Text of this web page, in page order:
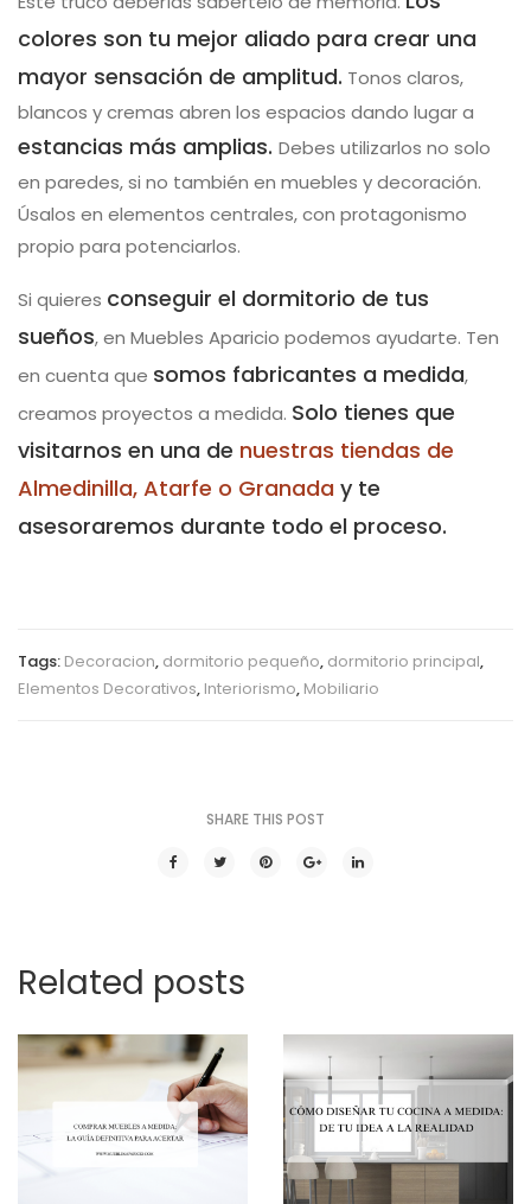
colores son tu mejor aliado para crear una
mayor sensación de amplitud. Tonos claros,
blancos y cremas abren los espacios dando lugar a
estancias más amplias. Debes utilizarlos no solo
en paredes, si no también en muebles y decoración.
Úsalos en elementos centrales, con protagonismo
propio para potenciarlos.
Si quieres conseguir el dormitorio de tus
sueños, en Muebles Aparicio podemos ayudarte. Ten
en cuenta que somos fabricantes a medida,
creamos proyectos a medida. Solo tienes que
visitarnos en una de nuestras tiendas de
Almedinilla, Atarfe o Granada y te
asesoraremos durante todo el proceso.
Tags: Decoracion, dormitorio pequeño, dormitorio principal,
Elementos Decorativos, Interiorismo, Mobiliario
SHARE THIS POST
Related posts